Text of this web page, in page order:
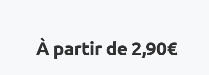
À partir de 2,90€